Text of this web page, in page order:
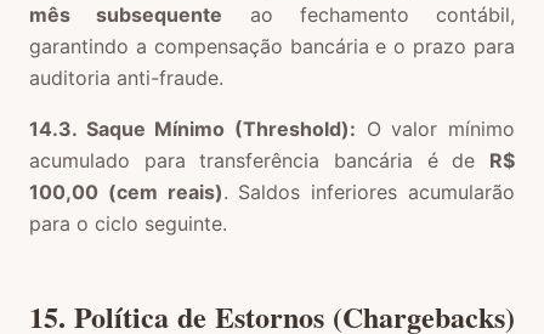
mês subsequente ao fechamento contábil,
garantindo a compensação bancária e o prazo para
auditoria anti-fraude.
14.3. Saque Mínimo (Threshold): O valor mínimo
acumulado para transferência bancária é de R$
100,00 (cem reais). Saldos inferiores acumularão
para o ciclo seguinte.
15. Política de Estornos (Chargebacks)